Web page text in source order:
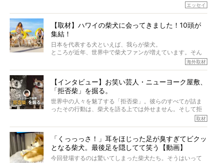
でも、いざそれぞれの個体を見ていくと、丈夫で病気にも
なりにくい、とは言えないような気もするのです。
実際に「病気にならない」などということはないし、飼い
主はそのためにやるべきことがある。
今回は、柴犬に関わる方たちすべてに読んで欲しい、ある
語でした。
※文章はご本人の了承を得て編集しています
※画像はすべてイメージです
※この記事は個人の感想であり、効果・効能を示すものではありません
エッセイ
【取材】ハワイの柴犬に会ってきました！10頭が
集結！
日本を代表する犬といえば、我らが柴犬。
ところが近年、世界中で柴犬ファンが増えています。そん
な中「柴犬ライフ」が目をつけたのは、南の楽園ハワイ。
そんな噂を聞きつけ、今回はハワイの柴犬たちを取材して
きました！
海外取材
【インタビュー】お笑い芸人・ニューヨーク屋敷、
「拒否柴」を掘る。
世界中の人々を魅了する「拒否柴」。彼らのすべてが詰ま
ったその行動は、柴犬を語る上では外せません。そして拒
否柴がここまで話題になるのは、“映える”ことも理由のひと
がるのでしょうか。
最近版画製作を始めた、お笑いコンビ「ニューヨーク」の
屋敷裕政さんに、拒否柴を掘っていただきました！ イン
取材
「くっっっさ！」耳をほじった足が臭すぎてビクッ
となる柴犬。最後足を隠してて笑う【動画】
今回登場するのは驚いてしまった柴犬たち。そうはいって